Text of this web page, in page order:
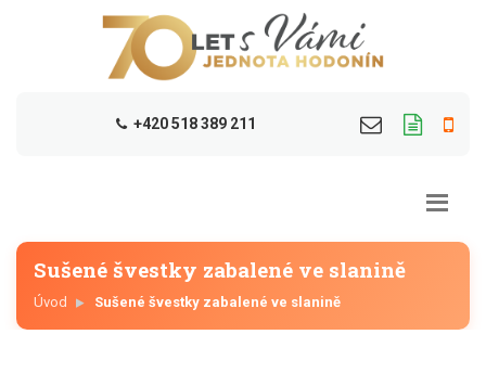
+420 518 389 211
Sušené švestky zabalené ve slanině
Úvod Sušené švestky zabalené ve slanině